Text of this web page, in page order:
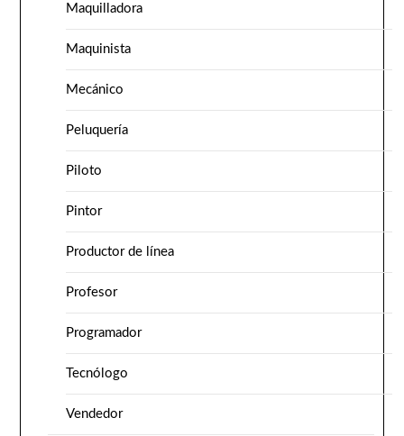
Maquilladora
Maquinista
Mecánico
Peluquería
Piloto
Pintor
Productor de línea
Profesor
Programador
Tecnólogo
Vendedor